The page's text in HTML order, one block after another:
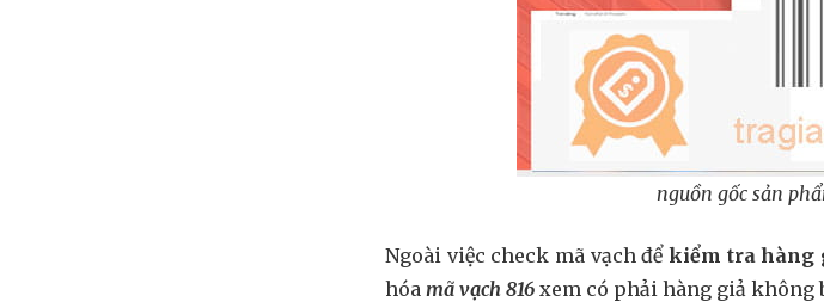
nguồn gốc sản
Ngoài việc check mã vạch để kiểm tra hàng
hóa mã vạch 816 xem có phải hàng giả không